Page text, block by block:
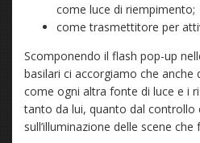
come luce di riempimento;
come trasmettitore per
Scomponendo il flash pop-up
basilari ci accorgiamo che
come ogni altra fonte di luce e i
tanto da lui, quanto dal controllo
sull’illuminazione delle scene